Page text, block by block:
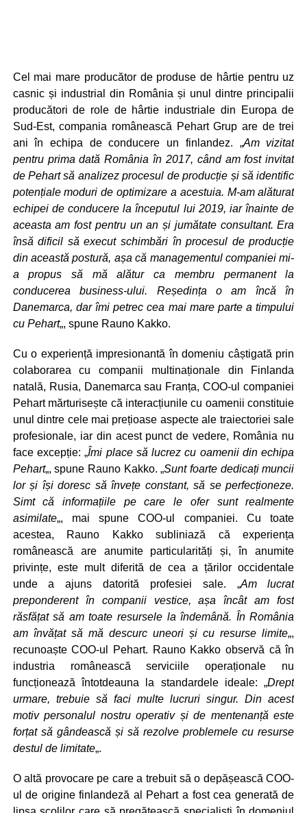
Cel mai mare producător de produse de hârtie pentru uz
casnic și industrial din România și unul dintre principalii
producători de role de hârtie industriale din Europa de
Sud-Est, compania românească Pehart Grup are de trei
ani în echipa de conducere un finlandez. „Am vizitat
pentru prima dată România în 2017, când am fost invitat
de Pehart să analizez procesul de producție și să identific
potențiale moduri de optimizare a acestuia. M-am alăturat
echipei de conducere la începutul lui 2019, iar înainte de
aceasta am fost pentru un an și jumătate consultant. Era
însă dificil să execut schimbări în procesul de producție
din această postură, așa că managementul companiei mi-
a propus să mă alătur ca membru permanent la
conducerea business-ului. Reședința o am încă în
Danemarca, dar îmi petrec cea mai mare parte a timpului
cu Pehart„, spune Rauno Kakko.
Cu o experiență impresionantă în domeniu câștigată prin
colaborarea cu companii multinaționale din Finlanda
natală, Rusia, Danemarca sau Franța, COO-ul companiei
Pehart mărturisește că interacțiunile cu oamenii constituie
unul dintre cele mai prețioase aspecte ale traiectoriei sale
profesionale, iar din acest punct de vedere, România nu
face excepție: „Îmi place să lucrez cu oamenii din echipa
Pehart„, spune Rauno Kakko. „Sunt foarte dedicați muncii
lor și își doresc să învețe constant, să se perfecționeze.
Simt că informațiile pe care le ofer sunt realmente
asimilate„, mai spune COO-ul companiei. Cu toate
acestea, Rauno Kakko subliniază că experiența
românească are anumite particularități și, în anumite
privințe, este mult diferită de cea a țărilor occidentale
unde a ajuns datorită profesiei sale. „Am lucrat
preponderent în companii vestice, așa încât am fost
răsfățat să am toate resursele la îndemână. În România
am învățat să mă descurc uneori și cu resurse limite„,
recunoaște COO-ul Pehart. Rauno Kakko observă că în
industria românească serviciile operaționale nu
funcționează întotdeauna la standardele ideale: „Drept
urmare, trebuie să faci multe lucruri singur. Din acest
motiv personalul nostru operativ și de mentenanță este
forțat să gândească și să rezolve problemele cu resurse
destul de limitate„.
O altă provocare pe care a trebuit să o depășească COO-
ul de origine finlandeză al Pehart a fost cea generată de